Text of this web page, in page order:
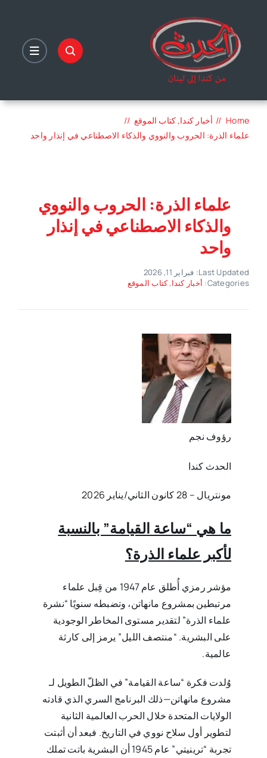
content
Home أخبار كندا كتاب الموقع
علماء الذرة: الحروب والنووي والذكاء الاصطناعي في إنذار واحد‏
علماء الذرة: الحروب والنووي
والذكاء الاصطناعي في إنذار
واحد‏
Last Updated: فبراير 11, 2026
Categories: أخبار كندا,كتاب الموقع
رؤوف نجم
الحدث كندا
مونتريال – 28 كانون الثاني/يناير 2026‏‎
ما هي “ساعة القيامة” بالنسبة
لأكبر علماء الذرة؟‎
مؤشر رمزي أُطلق عام 1947 من قِبل علماء
مرتبطين بمشروع مانهاتن، وتضبطه سنويًا “نشرة
علماء ‏الذرة” لتقدير مستوى المخاطر الوجودية
على البشرية. “منتصف الليل” يرمز إلى كارثة
عالمية‎.‎
وُلدت فكرة “ساعة القيامة” في الظلّ الطويل لـ
مشروع مانهاتن‎—‎ذلك البرنامج السري الذي قادته
‏الولايات المتحدة خلال الحرب العالمية الثانية
لتطوير أول سلاح نووي في التاريخ. فبعد أن أثبتت
تجربة ‏‏“ترينيتي” عام 1945 أن البشرية باتت تملك